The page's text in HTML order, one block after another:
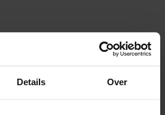
Details Over